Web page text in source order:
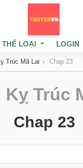
THỂ LOẠI LOGIN
Trúc Mã Lai Chap 23
Kỵ Trúc
Chap 23